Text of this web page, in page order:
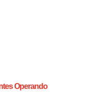
Operando